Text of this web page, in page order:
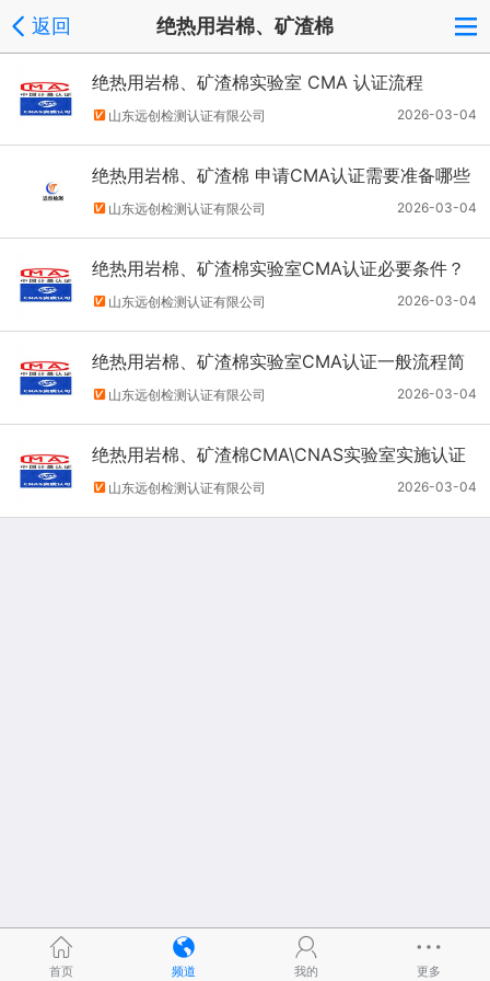
返回 绝热用岩棉、矿渣棉
绝热用岩棉、矿渣棉实验室 CMA 认证流程
2026-03-04
山东远创检测认证有限公司
绝热用岩棉、矿渣棉 申请CMA认证需要准备哪些
材料？
2026-03-04
山东远创检测认证有限公司
绝热用岩棉、矿渣棉实验室CMA认证必要条件？
2026-03-04
山东远创检测认证有限公司
绝热用岩棉、矿渣棉实验室CMA认证一般流程简
单说说
2026-03-04
山东远创检测认证有限公司
绝热用岩棉、矿渣棉CMA\CNAS实验室实施认证
整个流程介绍
2026-03-04
山东远创检测认证有限公司
首页 频道 我的 更多